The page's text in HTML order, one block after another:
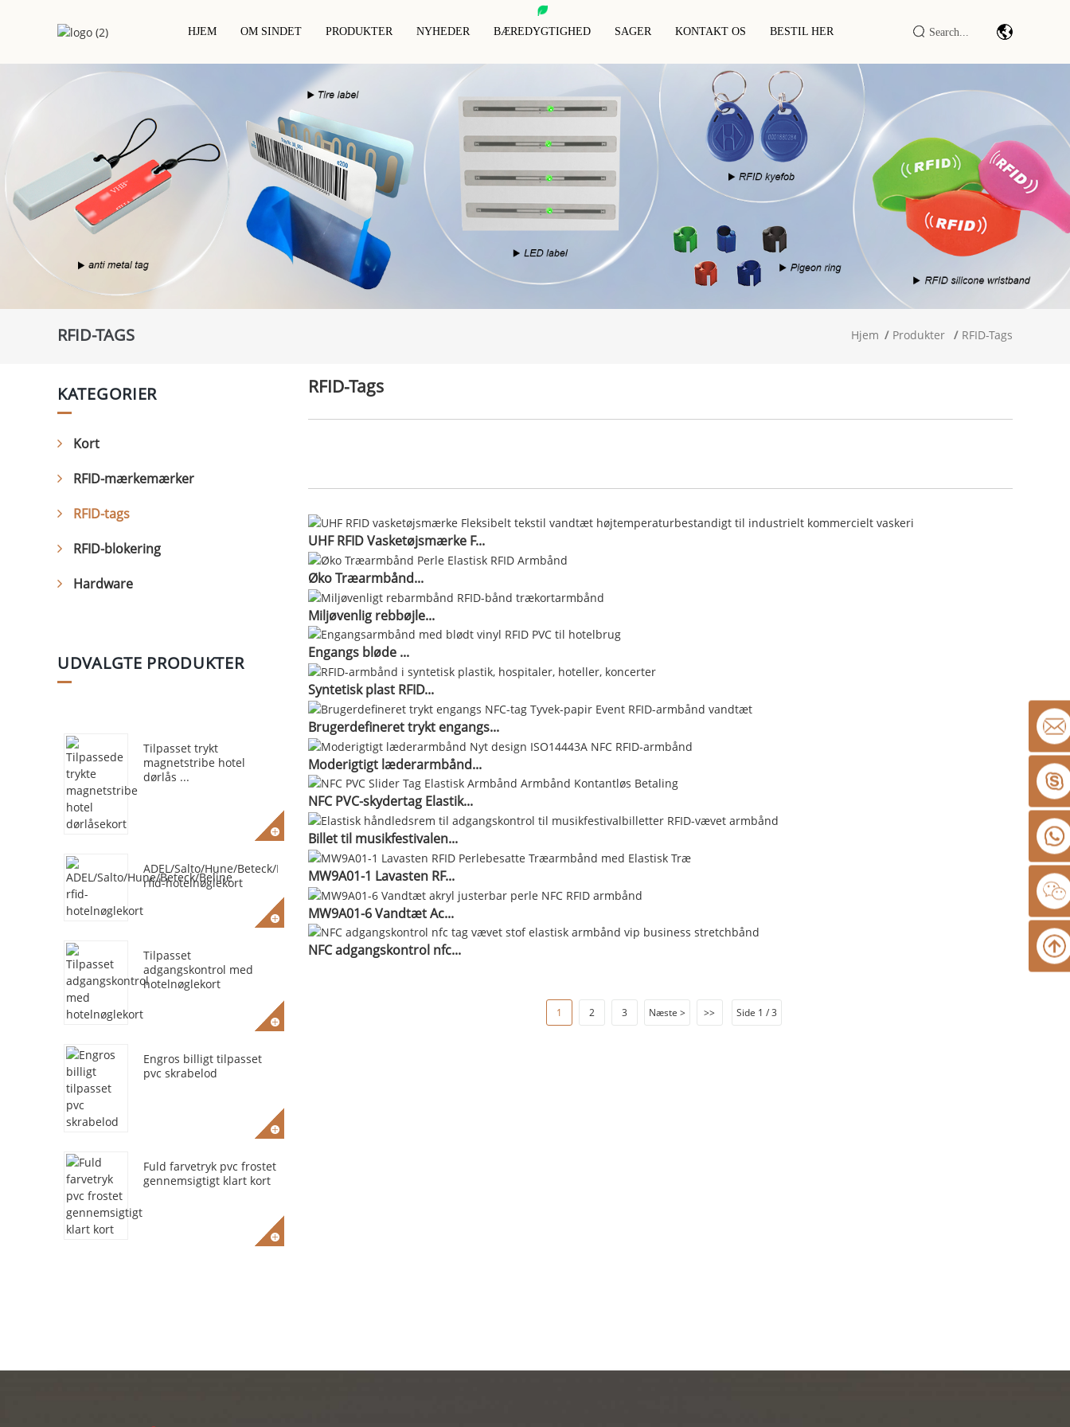
HJEM OM SINDET PRODUKTER
Kontakt IC-Chipkort
RFID / NFC-Kort
Projektbaseret Kort
Træ RFID-Kort
Metalkort
Miljøvenligt Kort
NFC-Trykt Etiket/klistermærke
RFID Tørt Indlæg
RFID Vådindlæg/klistermærke
RFID Hvid Etiket/klistermærke
RFID Anti-Metal Tag
RFID-Nøglebrikke
Specielle Rfid-Tags
RFID-Blokerende Kort
RFID-Blokerende Pung
Stregkodescanningsmodul/-Motor
Industriel IoT DTU/RTU
RFID LF/HF/UHF Læser/skriver
NYHEDER BÆREDYGTIGHED SAGER KONTAKT OS BESTIL HER
RFID-TAGS Hjem Produkter RFID-Tags
KATEGORIER
Kort
RFID-mærkemærker
RFID-tags
RFID-blokering
Hardware
UDVALGTE PRODUKTER
Tilpasset trykt
magnetstribe hotel
dørlås ...
ADEL/Salto/Hune/Beteck/Beline
rfid-hotelnøglekort
Tilpasset
adgangskontrol med
hotelnøglekort
Engros billigt tilpasset
pvc skrabelod
Fuld farvetryk pvc frostet
gennemsigtigt klart kort
RFID-Tags
UHF RFID Vasketøjsmærke F...
Øko Træarmbånd...
Miljøvenlig rebbøjle...
Engangs bløde ...
Syntetisk plast RFID...
Brugerdefineret trykt engangs...
Moderigtigt læderarmbånd...
NFC PVC-skydertag Elastik...
Billet til musikfestivalen...
MW9A01-1 Lavasten RF...
MW9A01-6 Vandtæt Ac...
NFC adgangskontrol nfc...
1 2 3 Næste > >> Side 1 / 3